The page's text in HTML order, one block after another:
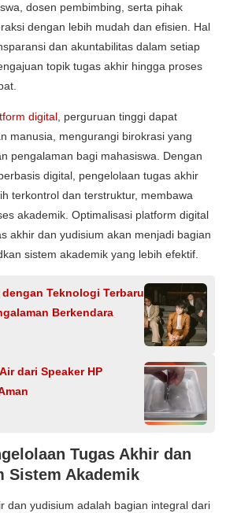
dosen pembimbing, serta pihak
dengan lebih mudah dan efisien. Hal
dan akuntabilitas dalam setiap
topik tugas akhir hingga proses
digital, perguruan tinggi dapat
manusia, mengurangi birokrasi yang
pengalaman bagi mahasiswa. Dengan
digital, pengelolaan tugas akhir
terkontrol dan terstruktur, membawa
akademik. Optimalisasi platform digital
akhir dan yudisium akan menjadi bagian
sistem akademik yang lebih efektif.
Teknologi Terbaru
Berkendara
dari Speaker HP
Tugas Akhir dan
Sistem Akademik
dan yudisium adalah bagian integral dari